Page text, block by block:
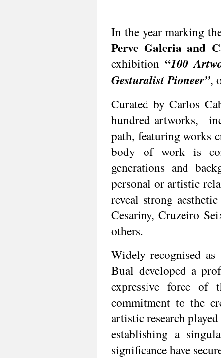
In the year marking
Perve Galeria and
exhibition “100
Gesturalist Pioneer”,
Curated by Carlos
hundred artworks,
path, featuring works
body of work is
generations and
personal or artistic
reveal strong
Cesariny, Cruzeiro
others.
Widely recognised
Bual developed a
expressive force of
commitment to the
artistic research
establishing a
significance have